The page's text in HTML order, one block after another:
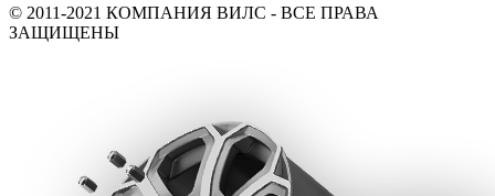
© 2011-2021 КОМПАНИЯ ВИЛС - ВСЕ ПРАВА
ЗАЩИЩЕНЫ